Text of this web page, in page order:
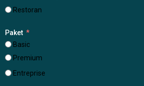
Restoran
Paket
Basic
Premium
Entreprise